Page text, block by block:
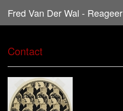
Fred Van Der Wal - Reageer
Contact